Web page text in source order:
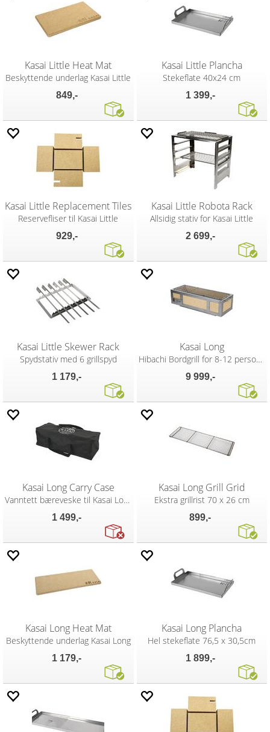
Kasai Little Heat Mat
Beskyttende underlag Kasai Little
849,-
Kasai Little Plancha
Stekeflate 40x24 cm
1 399,-
Kasai Little Replacement Tiles
Reservefliser til Kasai Little
929,-
Kasai Little Robota Rack
Allsidig stativ for Kasai Little
2 699,-
Kasai Little Skewer Rack
Spydstativ med 6 grillspyd
1 179,-
Kasai Long
Hibachi Bordgrill for 8-12 personer
9 999,-
Kasai Long Carry Case
Vanntett bæreveske til Kasai Long
1 499,-
Kasai Long Grill Grid
Ekstra grillrist 70 x 26 cm
899,-
Kasai Long Heat Mat
Beskyttende underlag Kasai Long
1 179,-
Kasai Long Plancha
Hel stekeflate 76,5 x 30,5cm
1 899,-